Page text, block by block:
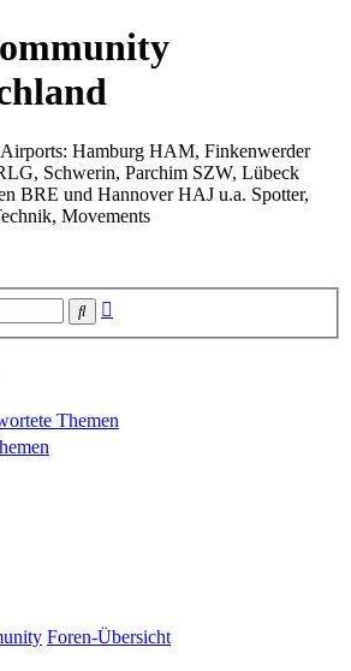
Hamburg HAM, Finkenwerder
Schwerin, Parchim SZW, Lübeck
BRE und Hannover HAJ u.a. Spotter,
Movements
Suche
Themen
Foren-Übersicht